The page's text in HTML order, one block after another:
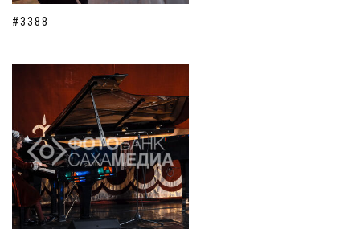
#3388